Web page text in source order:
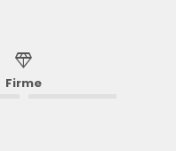
diamond
Firme